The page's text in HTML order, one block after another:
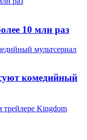
10 млн раз
мультсериал
комедийный
трейлере Kingdom